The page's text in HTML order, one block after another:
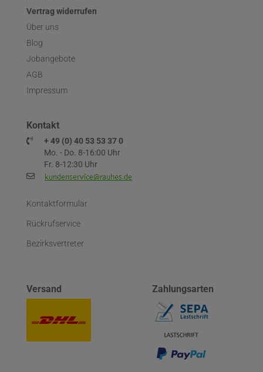
Vertrag widerrufen
Über uns
Blog
Jobangebote
AGB
Impressum
Kontakt
+ 49 (0) 40 53 53 37 0
Mo. - Do. 8-16:00 Uhr
Fr. 8-12:30 Uhr
Kontaktformular
Rückrufservice
Bezirksvertreter
Versand Zahlungsarten